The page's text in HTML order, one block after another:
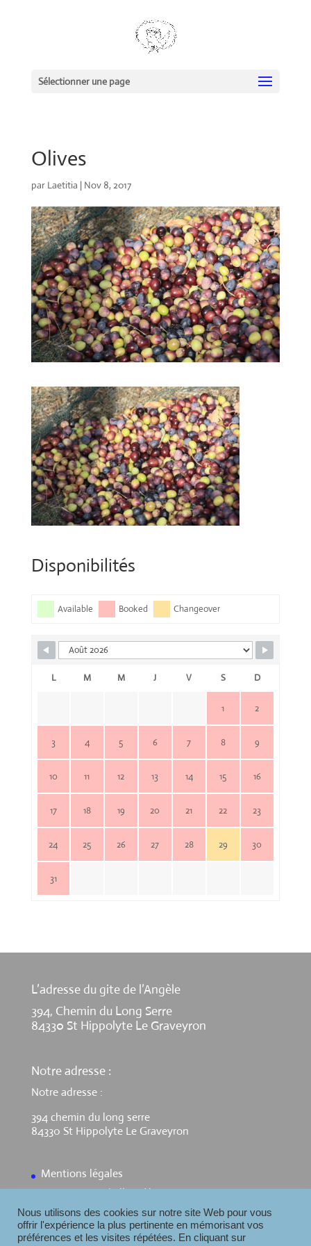
Sélectionner une page
Olives
par Laetitia | Nov 8, 2017
Disponibilités
Available Booked Changeover
L M M J V S D
1 2
3 4 5 6 7 8 9
10 11 12 13 14 15 16
17 18 19 20 21 22 23
24 25 26 27 28 29 30
31
L’adresse du gite de l’Angèle
394, Chemin du Long Serre
84330 St Hippolyte Le Graveyron
Notre adresse :
Notre adresse :
394 chemin du long serre
84330 St Hippolyte Le Graveyron
Mentions légales
Contact Gite de l’Angèle
Nous utilisons des cookies sur notre site Web pour vous
offrir l'expérience la plus pertinente en mémorisant vos
préférences et les visites répétées. En cliquant sur